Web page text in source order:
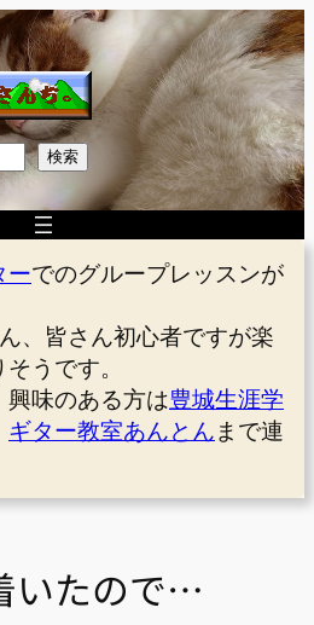
検索
ーでのグループレッスンが
、皆さん初心者ですが楽
うです。
興味のある方は豊城生涯学
ギター教室あんとん まで連
いたので…